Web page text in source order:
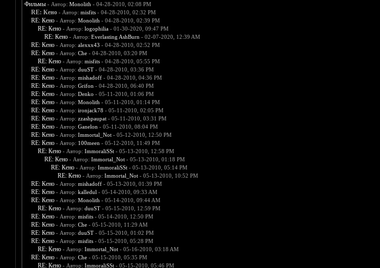
Фильмы - Автор: Monolith - 04-28-2010, 02:08 PM
RE: Кено - Автор: misfits- 04-28-2010, 02:32 PM
RE: Кено - Автор: Monolith - 04-28-2010, 02:39 PM
RE: Кено - Автор: logophilia- 01-30-2020, 09:47 PM
RE: Кено - Автор: Everlasting AshBurn - 02-07-2020, 12:39 AM
RE: Кено - Автор: alexxx43 - 04-28-2010, 02:52 PM
RE: Кено - Автор: Che- 04-28-2010, 03:20 PM
RE: Кено - Автор: misfits- 04-28-2010, 05:55 PM
RE: Кено - Автор: duuST- 04-28-2010, 03:36 PM
RE: Кено - Автор: mishadoff- 04-28-2010, 04:36 PM
RE: Кено - Автор: Grifon - 04-28-2010, 06:40 PM
RE: Кено - Автор: Denko - 05-11-2010, 01:06 PM
RE: Кено - Автор: Monolith - 05-11-2010, 01:14 PM
RE: Кено - Автор: ironjack78 - 05-11-2010, 02:05 PM
RE: Кено - Автор: zzashpaupat- 05-11-2010, 03:31 PM
RE: Кено - Автор: Ganelon - 05-11-2010, 08:04 PM
RE: Кено - Автор: Immortal_Not- 05-12-2010, 12:50 PM
RE: Кено - Автор: 100meen - 05-12-2010, 11:49 PM
RE: Кено - Автор: ImmoraliSSt- 05-13-2010, 12:58 PM
RE: Кено - Автор: Immortal_Not- 05-13-2010, 01:18 PM
RE: Кено - Автор: ImmoraliSSt- 05-13-2010, 05:14 PM
RE: Кено - Автор: Immortal_Not- 05-13-2010, 10:52 PM
RE: Кено - Автор: mishadoff- 05-13-2010, 01:39 PM
RE: Кено - Автор: kalledul - 05-14-2010, 09:33 AM
RE: Кено - Автор: Monolith - 05-14-2010, 09:44 AM
RE: Кено - Автор: duuST- 05-15-2010, 12:59 PM
RE: Кено - Автор: misfits- 05-14-2010, 12:50 PM
RE: Кено - Автор: Che- 05-15-2010, 11:29 AM
RE: Кено - Автор: duuST- 05-15-2010, 01:02 PM
RE: Кено - Автор: misfits- 05-15-2010, 05:28 PM
RE: Кено - Автор: Immortal_Not- 05-16-2010, 03:18 AM
RE: Кено - Автор: Che- 05-15-2010, 05:35 PM
RE: Кено - Автор: ImmoraliSSt- 05-15-2010, 05:46 PM